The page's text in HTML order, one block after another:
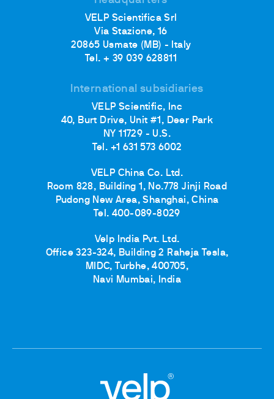
VELP Scientifica Srl
Via Stazione, 16
20865 Usmate (MB) - Italy
Tel. + 39 039 628811
International subsidiaries
VELP Scientific, Inc
40, Burt Drive, Unit #1, Deer Park
NY 11729 - U.S.
Tel. +1 631 573 6002
VELP China Co. Ltd.
Room 828, Building 1, No.778 Jinji Road
Pudong New Area, Shanghai, China
Tel. 400-089-8029
Velp India Pvt. Ltd.
Office 323-324, Building 2 Raheja Tesla,
MIDC, Turbhe, 400705,
Navi Mumbai, India